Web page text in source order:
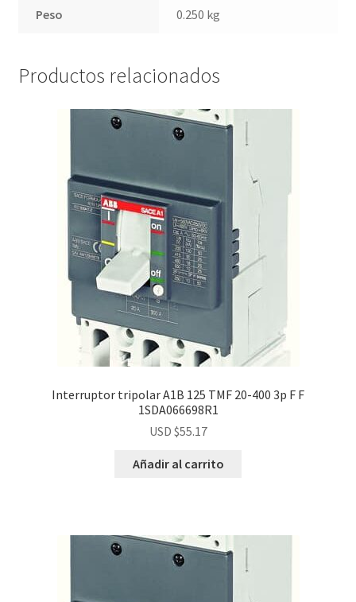
Peso 0.250 kg
Productos relacionados
Interruptor tripolar A1B 125 TMF 20-400 3p F F
1SDA066698R1
USD $55.17
Añadir al carrito